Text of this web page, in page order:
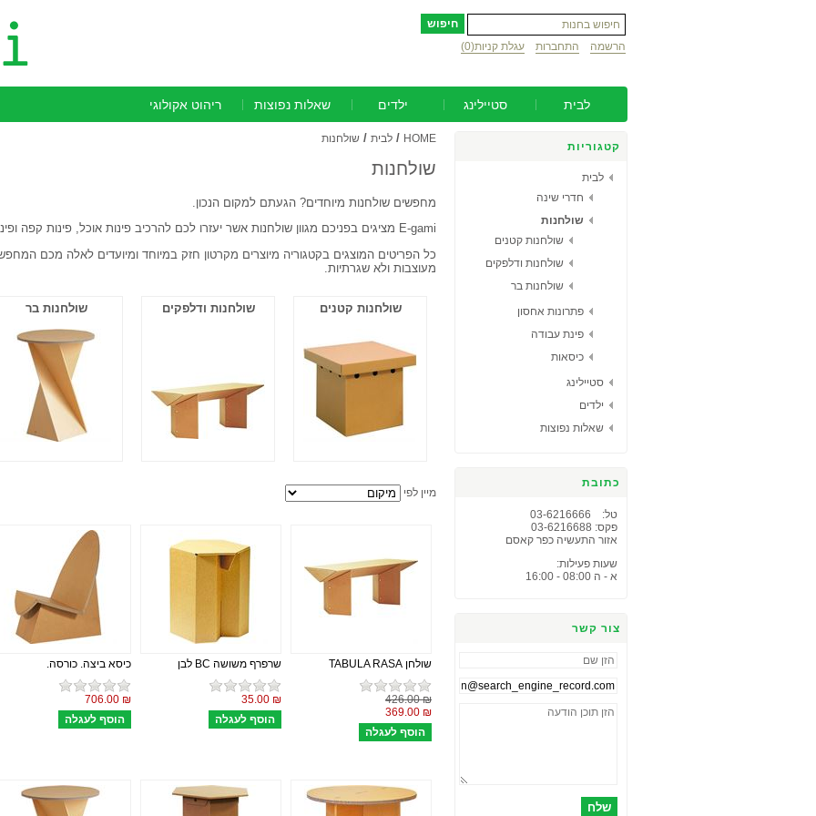
הרשמה התחברות עגלת קניות(0)
לבית סטיילינג ילדים שאלות נפוצות ריהוט אקולוגי
קטגוריות
לבית
חדרי שינה
שולחנות
שולחנות קטנים
שולחנות ודלפקים
שולחנות בר
פתרונות אחסון
פינת עבודה
כיסאות
סטיילינג
ילדים
שאלות נפוצות
כתובת
טל: 03-6216666
פקס: 03-6216688
אזור התעשיה כפר קאסם
שעות פעילות:
א - ה 08:00 - 16:00
צור קשר
שלח
HOME
/ לבית / שולחנות
שולחנות
מחפשים שולחנות מיוחדים? הגעתם למקום הנכון.
E-gami מציגים בפניכם מגוון שולחנות אשר יעזרו לכם להרכיב פינות אוכל, פינות קפה ופינות עבודה מיוחדות ואקולוגיות.
כל הפריטים המוצגים בקטגוריה מיוצרים מקרטון חזק במיוחד ומיועדים לאלה מכם
מעוצבות ולא שגרתיות.
שולחנות קטנים שולחנות ודלפקים שולחנות בר
מיין לפי
שולחן TABULA RASA
₪ 426.00
₪ 369.00
שרפרף משושה BC לבן
₪ 35.00
כיסא ביצה. כורסה.
₪ 706.00